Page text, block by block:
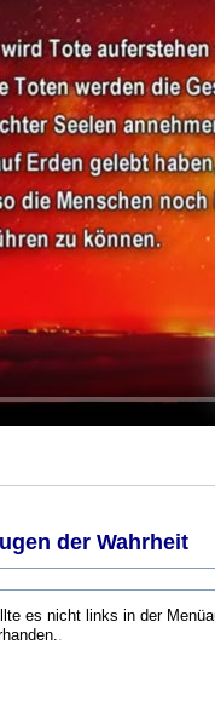
der Wahrheit
es nicht links in der